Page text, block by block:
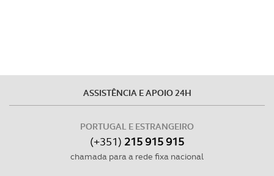
ASSISTÊNCIA E APOIO 24H
PORTUGAL E ESTRANGEIRO
(+351) 215 915 915
chamada para a rede fixa nacional